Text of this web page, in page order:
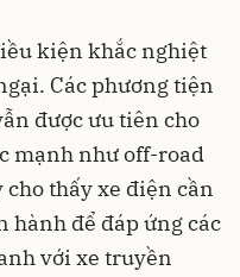
kiện khắc nghiệt
Các phương tiện
được ưu tiên cho
mạnh như off-road
thấy xe điện cần
hành để đáp ứng các
với xe truyền